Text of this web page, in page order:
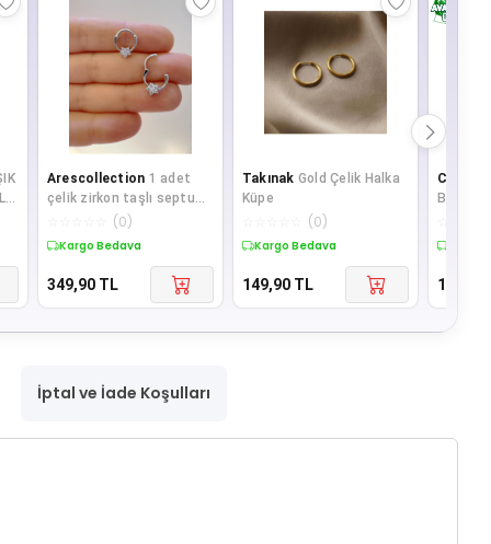
Arescollection 1 adet
çelik zirkon taşlı septum
daith helix lobe uyumlu
piercing
(0)
Kargo Bedava
349,90 TL
Takınak Gold Çelik Halka
Küpe
(0)
Kargo Bedava
149,90 TL
Chamis
Beyaz
139,90
İptal ve İade Koşulları